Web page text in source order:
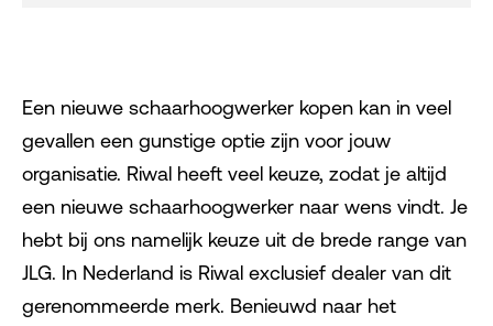
Een nieuwe schaarhoogwerker kopen kan in veel
gevallen een gunstige optie zijn voor jouw
organisatie. Riwal heeft veel keuze, zodat je altijd
een nieuwe schaarhoogwerker naar wens vindt. Je
hebt bij ons namelijk keuze uit de brede range van
JLG. In Nederland is Riwal exclusief dealer van dit
gerenommeerde merk. Benieuwd naar het